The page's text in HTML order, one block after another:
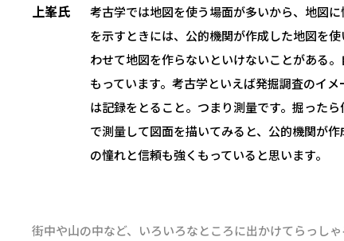
上峯氏
考古学では地図を使う場面が多いから、地図
を示すときには、公的機関が作成した地図を
わせて地図を作らないといけないことがある
もっています。考古学といえば発掘調査のイ
は記録をとること。つまり測量です。掘った
で測量して図面を描いてみると、公的機関が
の憧れと信頼も強くもっていると思います。
街中や山の中など、いろいろなところに出かけてらっし